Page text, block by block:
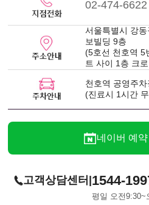
02-474-6622
서울특별시 강
보빌딩 9층
(5호선 천호역 5
트 사이 1층 크
천호역 공영주
(진료시 1시간
네이버 예약
고객상담센터 |1544-
평일 오전9:30~